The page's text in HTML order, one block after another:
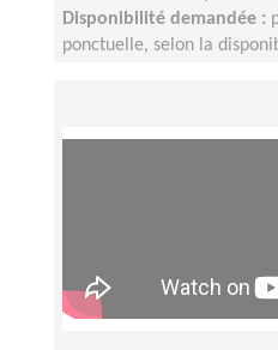
Disponibilité demandée :
ponctuelle, selon la